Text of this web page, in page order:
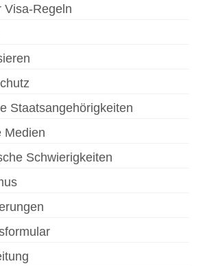
Visa-Regeln
Staatsangehörigkeiten
Medien
Schwierigkeiten